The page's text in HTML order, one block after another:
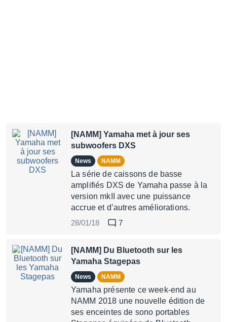
[NAMM] Yamaha met à jour ses
subwoofers DXS
News NAMM
La série de caissons de basse
amplifiés DXS de Yamaha passe à la
version mkII avec une puissance
accrue et d’autres améliorations.
28/01/18
7
[NAMM] Du Bluetooth sur les
Yamaha Stagepas
News NAMM
Yamaha présente ce week-end au
NAMM 2018 une nouvelle édition de
ses enceintes de sono portables